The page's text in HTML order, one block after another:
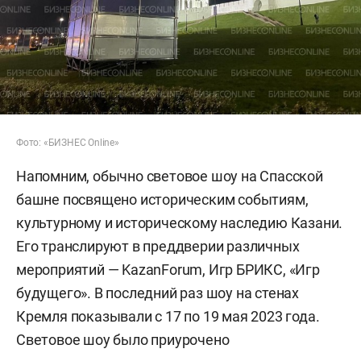
Фото: «БИЗНЕС Online»
Напомним, обычно световое шоу на Спасской
башне посвящено историческим событиям,
культурному и историческому наследию Казани.
Его транслируют в преддверии различных
мероприятий — KazanForum, Игр БРИКС, «Игр
будущего». В последний раз шоу на стенах
Кремля показывали с 17 по 19 мая 2023 года.
Световое шоу было приурочено